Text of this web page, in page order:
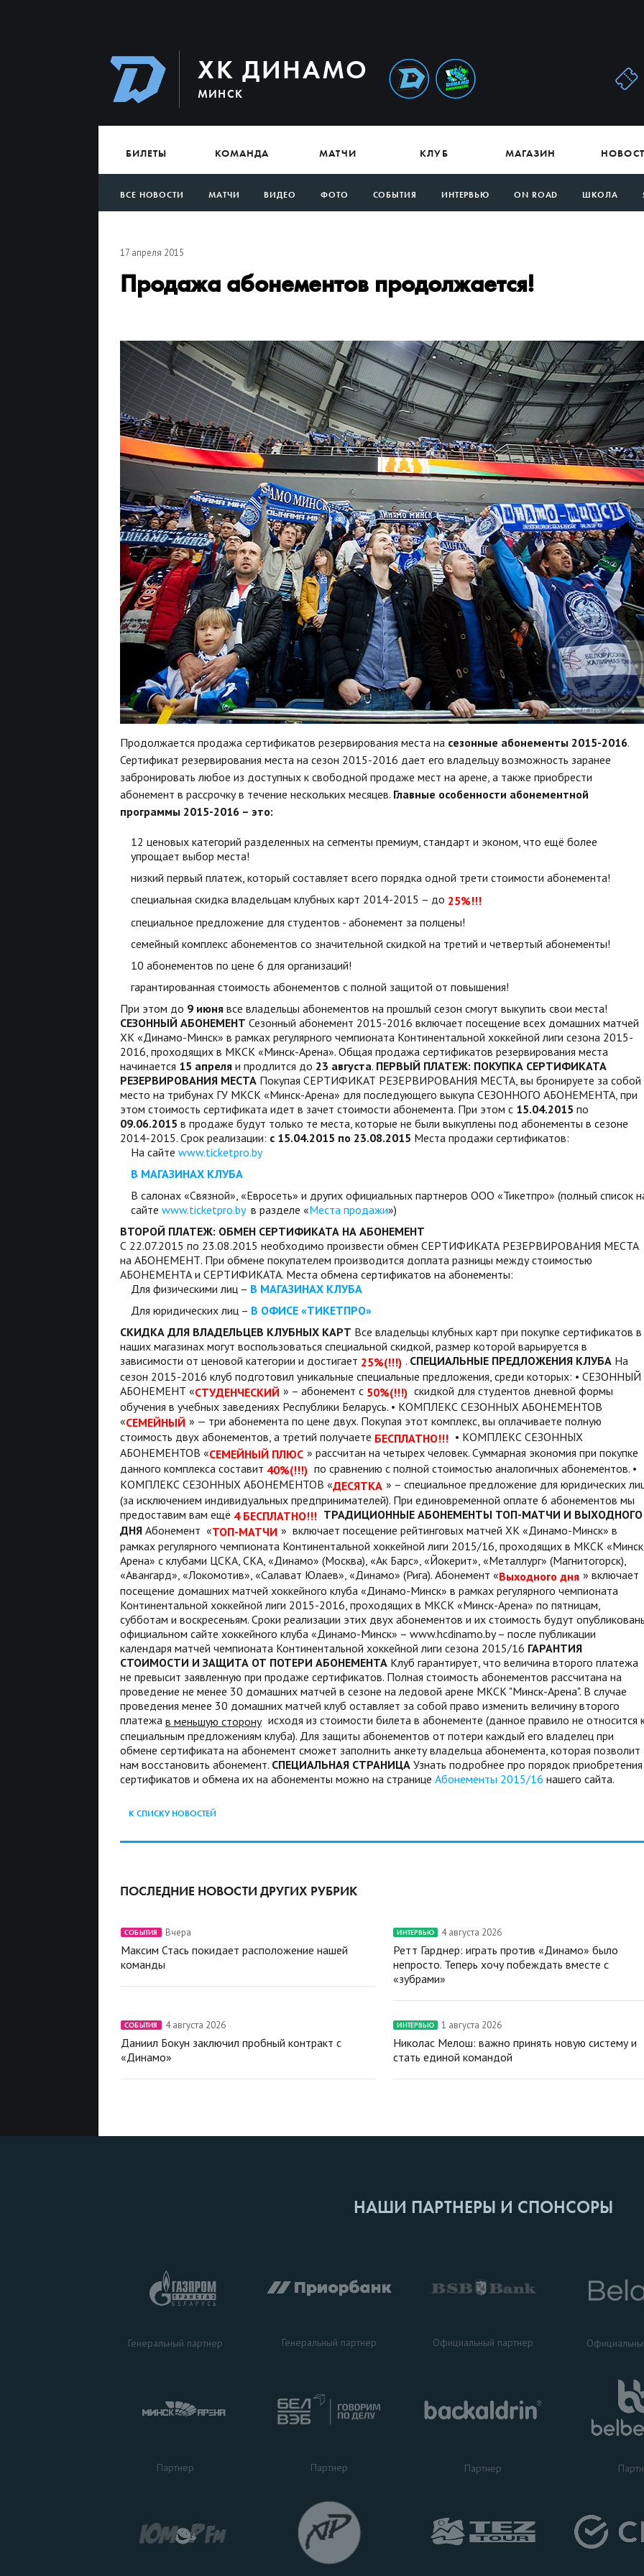
ХК ДИНАМО
МИНСК
БИЛЕТЫ КОМАНДА МАТЧИ КЛУБ МАГАЗИН
ВСЕ НОВОСТИ МАТЧИ ВИДЕО ФОТО СОБЫТИЯ ИНТЕРВЬЮ ON ROAD ШКОЛА
17 апреля 2015
Продажа абонементов продолжается!
Продолжается продажа сертификатов резервирования места на сезонные абонементы 2015-2016.
Сертификат резервирования места на сезон 2015-2016 дает его владельцу возможность заранее
забронировать любое из доступных к свободной продаже мест на арене, а также приобрести
абонемент в рассрочку в течение нескольких месяцев. Главные особенности абонементной
программы 2015-2016 – это:
12 ценовых категорий разделенных на сегменты премиум, стандарт и эконом, что ещё более
упрощает выбор места!
низкий первый платеж, который составляет всего порядка одной трети стоимости абонемента!
специальная скидка владельцам клубных карт 2014-2015 – до 25%!!!
специальное предложение для студентов - абонемент за полцены!
семейный комплекс абонементов со значительной скидкой на третий и четвертый абонементы!
10 абонементов по цене 6 для организаций!
гарантированная стоимость абонементов с полной защитой от повышения!
При этом до 9 июня все владельцы абонементов на прошлый сезон смогут выкупить свои места!
СЕЗОННЫЙ АБОНЕМЕНТ Сезонный абонемент 2015-2016 включает посещение всех домашних матчей
ХК «Динамо-Минск» в рамках регулярного чемпионата Континентальной хоккейной лиги сезона 2015-
2016, проходящих в МКСК «Минск-Арена». Общая продажа сертификатов резервирования места
начинается 15 апреля и продлится до 23 августа. ПЕРВЫЙ ПЛАТЕЖ: ПОКУПКА СЕРТИФИКАТА
РЕЗЕРВИРОВАНИЯ МЕСТА Покупая СЕРТИФИКАТ РЕЗЕРВИРОВАНИЯ МЕСТА, вы бронируете за собой
место на трибунах ГУ МКСК «Минск-Арена» для последующего выкупа СЕЗОННОГО АБОНЕМЕНТА, при
этом стоимость сертификата идет в зачет стоимости абонемента. При этом с 15.04.2015 по
09.06.2015 в продаже будут только те места, которые не были выкуплены под абонементы в сезоне
2014-2015. Срок реализации: с 15.04.2015 по 23.08.2015 Места продажи сертификатов:
На сайте www.ticketpro.by
В МАГАЗИНАХ КЛУБА
В салонах «Связной», «Евросеть» и других официальных партнеров ООО «Тикетпро» (полный список
сайте www.ticketpro.byв разделе «Места продажи»)
ВТОРОЙ ПЛАТЕЖ: ОБМЕН СЕРТИФИКАТА НА АБОНЕМЕНТ
С 22.07.2015 по 23.08.2015 необходимо произвести обмен СЕРТИФИКАТА РЕЗЕРВИРОВАНИЯ МЕСТА
на АБОНЕМЕНТ. При обмене покупателем производится доплата разницы между стоимостью
АБОНЕМЕНТА и СЕРТИФИКАТА. Места обмена сертификатов на абонементы:
Для физическими лиц – В МАГАЗИНАХ КЛУБА
Для юридических лиц – В ОФИСЕ «ТИКЕТПРО»
СКИДКА ДЛЯ ВЛАДЕЛЬЦЕВ КЛУБНЫХ КАРТ Все владельцы клубных карт при покупке сертификатов в
наших магазинах могут воспользоваться специальной скидкой, размер которой варьируется в
зависимости от ценовой категории и достигает 25%(!!!) . СПЕЦИАЛЬНЫЕ ПРЕДЛОЖЕНИЯ КЛУБА На
сезон 2015-2016 клуб подготовил уникальные специальные предложения, среди которых: • СЕЗОННЫЙ
АБОНЕМЕНТ «СТУДЕНЧЕСКИЙ » – абонемент с 50%(!!!) скидкой для студентов дневной формы
обучения в учебных заведениях Республики Беларусь. • КОМПЛЕКС СЕЗОННЫХ АБОНЕМЕНТОВ
«СЕМЕЙНЫЙ » — три абонемента по цене двух. Покупая этот комплекс, вы оплачиваете полную
стоимость двух абонементов, а третий получаете БЕСПЛАТНО!!! • КОМПЛЕКС СЕЗОННЫХ
АБОНЕМЕНТОВ «СЕМЕЙНЫЙ ПЛЮС » рассчитан на четырех человек. Суммарная экономия при покупке
данного комплекса составит 40%(!!!) по сравнению с полной стоимостью аналогичных абонементов. •
КОМПЛЕКС СЕЗОННЫХ АБОНЕМЕНТОВ «ДЕСЯТКА » – специальное предложение для юридических
(за исключением индивидуальных предпринимателей). При единовременной оплате 6 абонементов мы
предоставим вам ещё 4 БЕСПЛАТНО!!! ТРАДИЦИОННЫЕ АБОНЕМЕНТЫ ТОП-МАТЧИ И ВЫХОДНОГО
ДНЯ Абонемент «ТОП-МАТЧИ » включает посещение рейтинговых матчей ХК «Динамо-Минск» в
рамках регулярного чемпионата Континентальной хоккейной лиги 2015/16, проходящих в МКСК
Арена» с клубами ЦСКА, СКА, «Динамо» (Москва), «Ак Барс», «Йокерит», «Металлург» (Магнитогорск),
«Авангард», «Локомотив», «Салават Юлаев», «Динамо» (Рига). Абонемент «Выходного дня » включает
посещение домашних матчей хоккейного клуба «Динамо-Минск» в рамках регулярного чемпионата
Континентальной хоккейной лиги 2015-2016, проходящих в МКСК «Минск-Арена» по пятницам,
субботам и воскресеньям. Сроки реализации этих двух абонементов и их стоимость будут
официальном сайте хоккейного клуба «Динамо-Минск» – www.hcdinamo.by – после публикации
календаря матчей чемпионата Континентальной хоккейной лиги сезона 2015/16 ГАРАНТИЯ
СТОИМОСТИ И ЗАЩИТА ОТ ПОТЕРИ АБОНЕМЕНТА Клуб гарантирует, что величина второго платежа
не превысит заявленную при продаже сертификатов. Полная стоимость абонементов рассчитана на
проведение не менее 30 домашних матчей в сезоне на ледовой арене МКСК "Минск-Арена". В случае
проведения менее 30 домашних матчей клуб оставляет за собой право изменить величину второго
платежа в меньшую сторону исходя из стоимости билета в абонементе (данное правило не относится
специальным предложениям клуба). Для защиты абонементов от потери каждый его владелец при
обмене сертификата на абонемент сможет заполнить анкету владельца абонемента, которая позволит
нам восстановить абонемент. СПЕЦИАЛЬНАЯ СТРАНИЦА Узнать подробнее про порядок приобретения
сертификатов и обмена их на абонементы можно на странице Абонементы 2015/16 нашего сайта.
К СПИСКУ НОВОСТЕЙ
ПОСЛЕДНИЕ НОВОСТИ ДРУГИХ РУБРИК
СОБЫТИЯ Вчера
Максим Стась покидает расположение нашей
команды
ИНТЕРВЬЮ 4 августа 2026
Ретт Гарднер: играть против «Динамо» было
непросто. Теперь хочу побеждать вместе с
«зубрами»
СОБЫТИЯ 4 августа 2026
Даниил Бокун заключил пробный контракт с
«Динамо»
ИНТЕРВЬЮ 1 августа 2026
Николас Мелош: важно принять новую систему и
стать единой командой
НАШИ ПАРТНЕРЫ И СПОНСОРЫ
Генеральный партнер Генеральный партнер Официальный партнер
Партнер Партнер Партнер